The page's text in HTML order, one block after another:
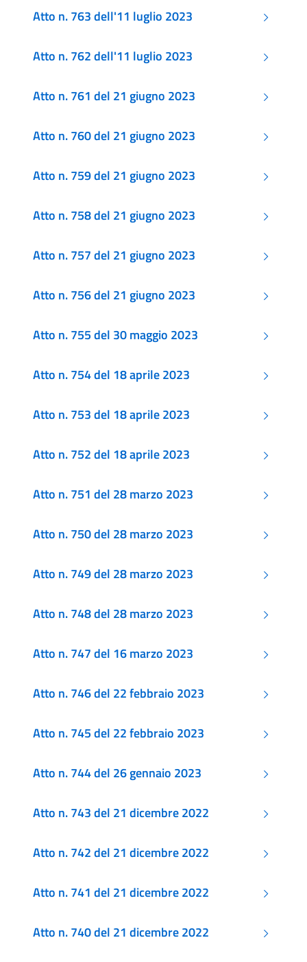
Atto n. 763 dell'11 luglio 2023
Atto n. 762 dell'11 luglio 2023
Atto n. 761 del 21 giugno 2023
Atto n. 760 del 21 giugno 2023
Atto n. 759 del 21 giugno 2023
Atto n. 758 del 21 giugno 2023
Atto n. 757 del 21 giugno 2023
Atto n. 756 del 21 giugno 2023
Atto n. 755 del 30 maggio 2023
Atto n. 754 del 18 aprile 2023
Atto n. 753 del 18 aprile 2023
Atto n. 752 del 18 aprile 2023
Atto n. 751 del 28 marzo 2023
Atto n. 750 del 28 marzo 2023
Atto n. 749 del 28 marzo 2023
Atto n. 748 del 28 marzo 2023
Atto n. 747 del 16 marzo 2023
Atto n. 746 del 22 febbraio 2023
Atto n. 745 del 22 febbraio 2023
Atto n. 744 del 26 gennaio 2023
Atto n. 743 del 21 dicembre 2022
Atto n. 742 del 21 dicembre 2022
Atto n. 741 del 21 dicembre 2022
Atto n. 740 del 21 dicembre 2022